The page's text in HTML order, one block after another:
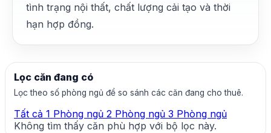
tình trạng nội thất, chất lượng cải tạo và thời
hạn hợp đồng.
Lọc căn đang có
Lọc theo số phòng ngủ để so sánh các căn đang cho thuê.
Tất cả 1 Phòng ngủ 2 Phòng ngủ 3 Phòng ngủ
Không tìm thấy căn phù hợp với bộ lọc này.